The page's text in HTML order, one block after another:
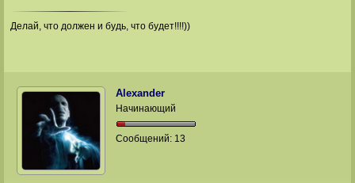
Делай, что должен и будь, что будет!!!!))
Alexander
Начинающий
Сообщений: 13